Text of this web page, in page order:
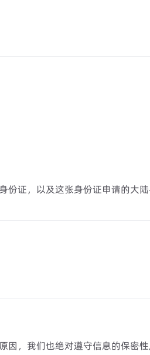
证，以及这张身份证申请的大
，我们也绝对遵守信息的保密性